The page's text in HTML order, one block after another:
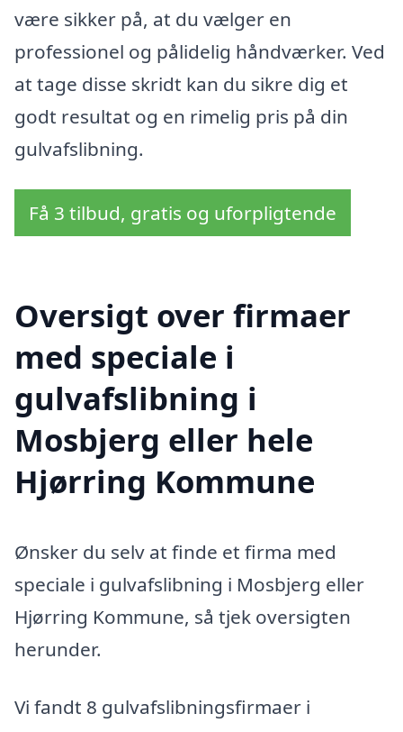
være sikker på, at du vælger en
professionel og pålidelig håndværker. Ved
at tage disse skridt kan du sikre dig et
godt resultat og en rimelig pris på din
gulvafslibning.
Få 3 tilbud, gratis og uforpligtende
Oversigt over firmaer
med speciale i
gulvafslibning i
Mosbjerg eller hele
Hjørring Kommune
Ønsker du selv at finde et firma med
speciale i gulvafslibning i Mosbjerg eller
Hjørring Kommune, så tjek oversigten
herunder.
Vi fandt 8 gulvafslibningsfirmaer i